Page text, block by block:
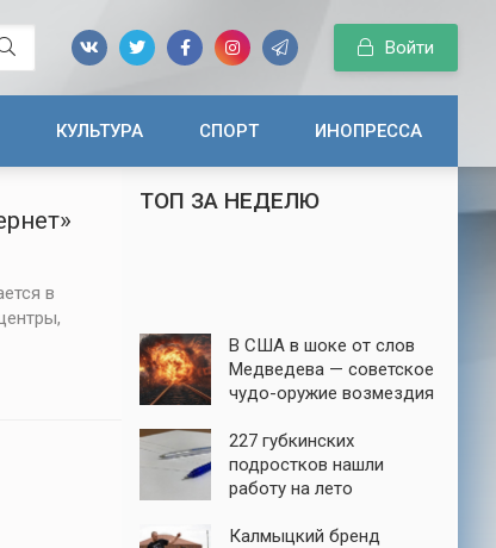
Войти
КУЛЬТУРА СПОРТ ИНОПРЕССА
в
ТОП ЗА НЕДЕЛЮ
В США в шоке от слов
Медведева — советское
чудо-оружие возмездия
227 губкинских
подростков нашли
работу на лето
Калмыцкий бренд